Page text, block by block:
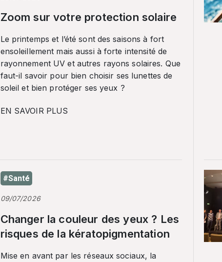
Zoom sur votre protection solaire
Le printemps et l’été sont des saisons à fort
ensoleillement mais aussi à forte intensité de
rayonnement UV et autres rayons solaires. Que
faut-il savoir pour bien choisir ses lunettes de
soleil et bien protéger ses yeux ?
EN SAVOIR PLUS
#Santé
09/07/2026
Changer la couleur des yeux ? Les
risques de la kératopigmentation
Mise en avant par les réseaux sociaux, la